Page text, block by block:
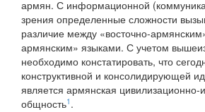
армян. С информационной
зрения определенные сложности
различие между «восточно-
армянским» языками. С учетом
необходимо констатировать, что
конструктивной и консолидирующей
является армянская цивилизационно-
общность1 .